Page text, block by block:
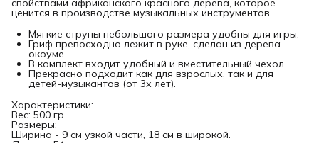
свойствами африканского красного дерева, которое
ценится в производстве музыкальных инструментов.
Мягкие струны небольшого размера удобны для игры.
Гриф превосходно лежит в руке, сделан из дерева
окоуме.
В комплект входит удобный и вместительный чехол.
Прекрасно подходит как для взрослых, так и для
детей-музыкантов (от 3х лет).
Характеристики:
Вес: 500 гр
Размеры:
Ширина - 9 см узкой части, 18 см в широкой.